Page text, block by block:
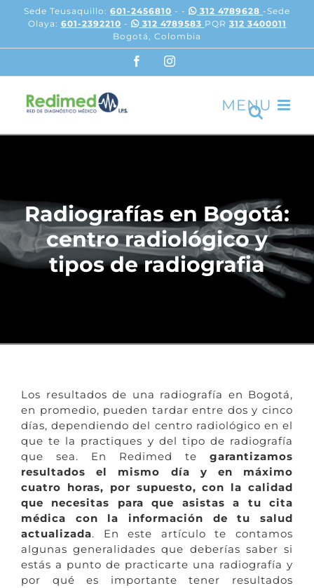
SkipSede Teusaquillo: 601-2456810 - - 312 4789628 -Sede
Olaya: 601-2392210 - 312 4789583 PQR 312 3400011
Bogotá, Colombia
Facebook
Radiografías en Bogotá:
centro radiológico y
tipos de radiografia
Los resultados de una radiografía en Bogotá,
en promedio, pueden tardar entre dos y cinco
días, dependiendo del centro radiológico en el
que te la practiques y del tipo de radiografía
que sea. En Redimed te garantizamos
resultados el mismo día y en máximo
cuatro horas, por supuesto, con la calidad
que necesitas para que asistas a tu cita
médica con la información de tu salud
actualizada. En este artículo te contamos
algunas generalidades que deberías saber si
estás a punto de practicarte una radiografía y
por qué es importante tener resultados